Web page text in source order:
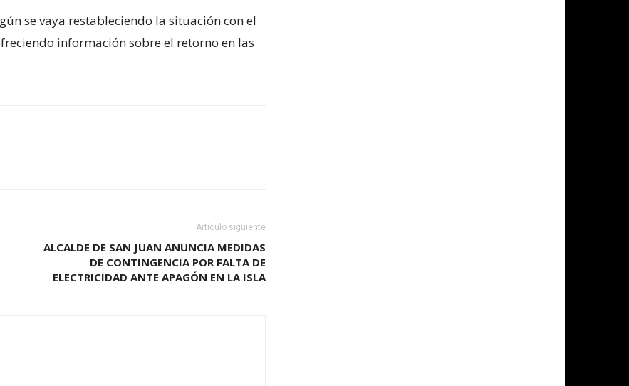
se vaya restableciendo la situación con el
información sobre el retorno en las
Artículo siguiente
ALCALDE DE SAN JUAN ANUNCIA MEDIDAS
DE CONTINGENCIA POR FALTA DE
ELECTRICIDAD ANTE APAGÓN EN LA ISLA